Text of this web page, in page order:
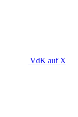
VdK auf X